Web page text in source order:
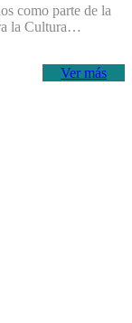
como parte de la
la Cultura…
Ver más